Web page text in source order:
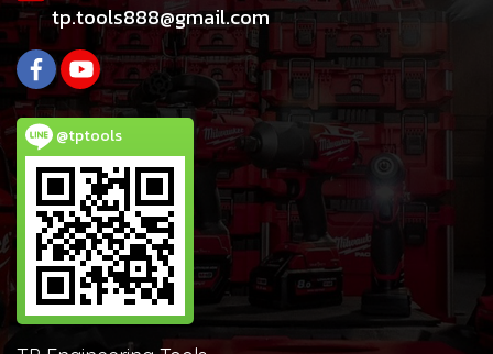
tp.tools888@gmail.com
@tptools